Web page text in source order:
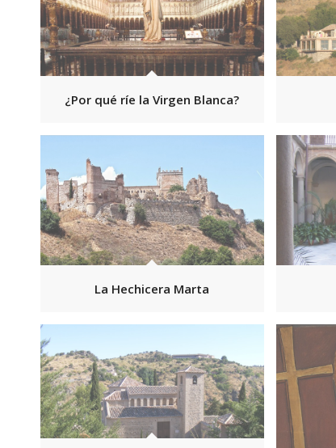
¿Por qué ríe la Virgen Blanca?
La Hechicera Marta